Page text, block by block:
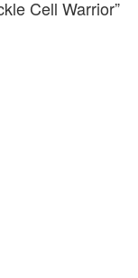
Cell Warrior”